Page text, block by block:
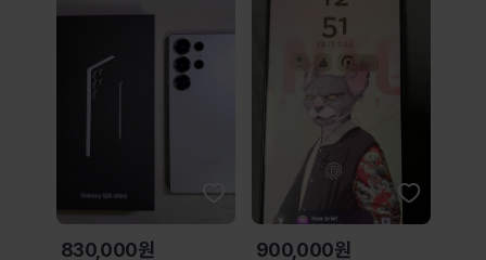
830,000원 900,000원